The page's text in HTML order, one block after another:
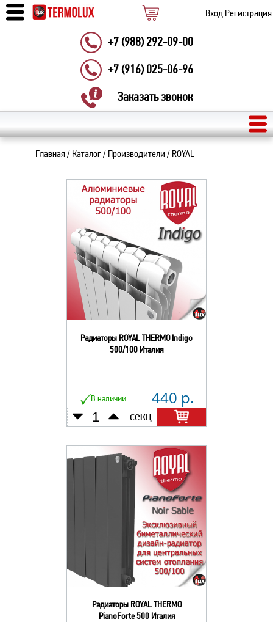
Вход Регистрация
+7 (988) 292-09-00
+7 (916) 025-06-96
Заказать звонок
Главная/ Каталог/ Производители / ROYAL
Радиаторы ROYAL THERMO Indigo
500/100 Италия
В наличии 440 р.
секц
Радиаторы ROYAL THERMO
PianoForte 500 Италия